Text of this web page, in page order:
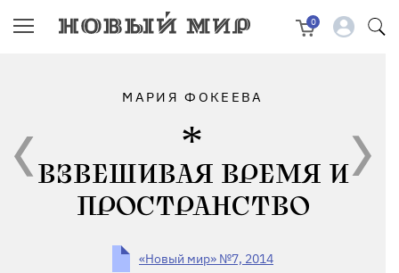
0
МАРИЯ ФОКЕЕВА
ВЗВЕШИВАЯ ВРЕМЯ И
ПРОСТРАНСТВО
«Новый мир» №7, 2014